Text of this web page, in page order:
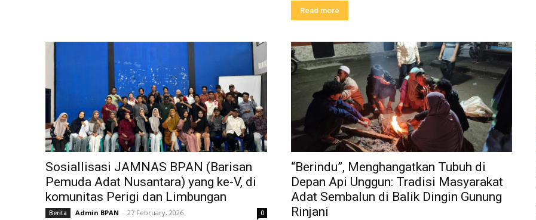
Read more
Sosiallisasi JAMNAS BPAN (Barisan
Pemuda Adat Nusantara) yang ke-V, di
komunitas Perigi dan Limbungan
Berita Admin BPAN - 27 February, 2026 0
“Berindu”, Menghangatkan Tubuh di
Depan Api Unggun: Tradisi Masyarakat
Adat Sembalun di Balik Dingin Gunung
Rinjani